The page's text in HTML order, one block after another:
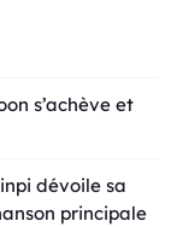
s’achève et
dévoile sa
principale